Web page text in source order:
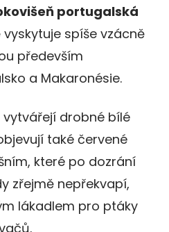
portugalská
spíše vzácně
především
a Makaronésie.
vytvářejí drobné bílé
také červené
které po dozrání
zřejmě nepřekvapí,
lákadlem pro ptáky